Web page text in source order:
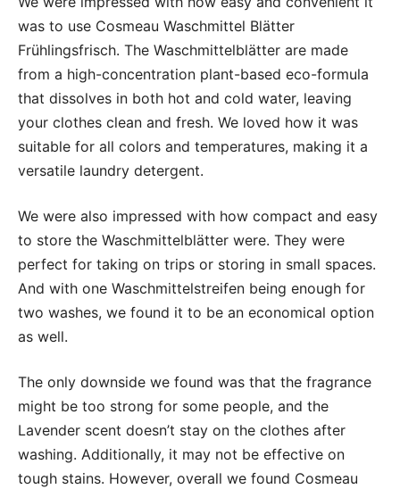
was to use Cosmeau Waschmittel Blätter
Frühlingsfrisch. The Waschmittelblätter are made
from a high-concentration plant-based eco-formula
that dissolves in both hot and cold water, leaving
your clothes clean and fresh. We loved how it was
suitable for all colors and temperatures, making it a
versatile laundry detergent.
We were also impressed with how compact and easy
to store the Waschmittelblätter were. They were
perfect for taking on trips or storing in small spaces.
And with one Waschmittelstreifen being enough for
two washes, we found it to be an economical option
as well.
The only downside we found was that the fragrance
might be too strong for some people, and the
Lavender scent doesn’t stay on the clothes after
washing. Additionally, it may not be effective on
tough stains. However, overall we found Cosmeau